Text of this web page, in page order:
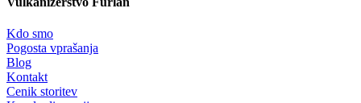
Kdo smo
Pogosta vprašanja
Blog
Kontakt
Cenik storitev